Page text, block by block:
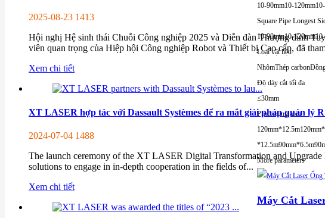
10-90mm10-120mm
Square Pipe Longest
10-90mm10-120mm
Loại vật liệu
NhômThép carbon
Độ dày cắt tối đa
≤30mm
Processing area
120mm*12.5m
*12.5m90mm*6.5m
More parameters
Máy Cắt
2025-08-23 1413
Hội nghị Hệ sinh thái Chuỗi Công nghiệp 2025 và Diễn đàn Thượng đỉnh
viên quan trọng của Hiệp hội Công nghiệp Robot và Thiết bị Cao cấp, đã
Xem chi tiết
XT LASER hợp tác với Dassault Systèmes để ra mắt giải pháp quản lý
2024-07-04 1488
The launch ceremony of the XT LASER Digital Transformation and
solutions to engage in in-depth cooperation in the fields of...
Xem chi tiết